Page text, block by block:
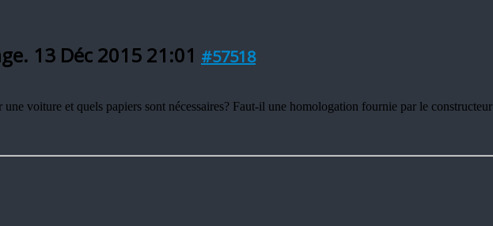
13 Déc 2015 21:01 #57518
voiture et quels papiers sont nécessaires? Faut-il une homologation fournie par le constructeur